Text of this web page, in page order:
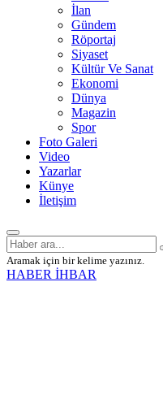
İlan
Gündem
Röportaj
Siyaset
Kültür Ve Sanat
Ekonomi
Dünya
Magazin
Spor
Foto Galeri
Video
Yazarlar
Künye
İletişim
Aramak için bir kelime yazınız.
HABER İHBAR